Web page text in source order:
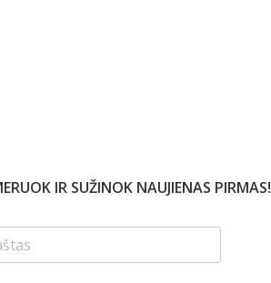
IR SUŽINOK NAUJIENAS PIRMAS!